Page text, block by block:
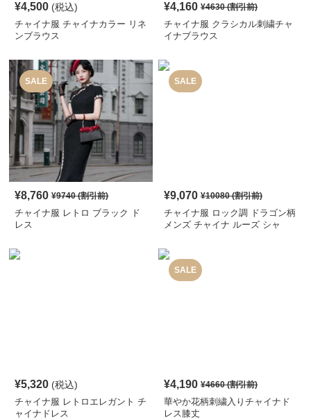
¥4,500 (税込)
チャイナ服 チャイナカラー リネ
ンブラウス
¥4,160 ¥4630(割引前)
チャイナ服 クラシカル刺繍チャ
イナブラウス
SALE
¥8,760 ¥9740(割引前)
チャイナ服 レトロ ブラック ド
レス
SALE
¥9,070 ¥10080(割引前)
チャイナ服 ロック調 ドラゴン柄
メンズ チャイナ ルーズ シャ
¥5,320 (税込)
チャイナ服 レトロエレガント チ
ャイナドレス
SALE
¥4,190 ¥4660(割引前)
華やか花柄刺繍入りチャイナド
レス膝丈